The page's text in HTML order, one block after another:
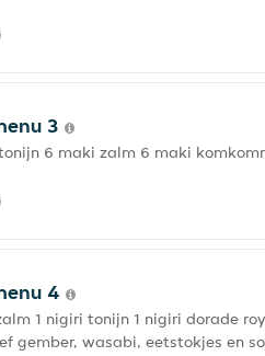
3
6 maki zalm 6 maki
4
1 nigiri tonijn 1 nigiri dorade
gember, wasabi, eetstokjes en